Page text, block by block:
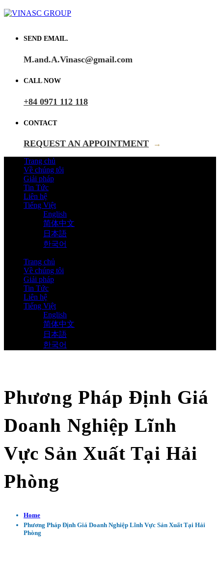
SEND EMAIL.
M.and.A.Vinasc@gmail.com
CALL NOW
+84 0971 112 118
CONTACT
REQUEST AN APPOINTMENT →
Trang chủ
Về chúng tôi
Giải pháp
Tin Tức
Liên hệ
Tiếng Việt
English
简体中文
日本語
한국어
Trang chủ
Về chúng tôi
Giải pháp
Tin Tức
Liên hệ
Tiếng Việt
English
简体中文
日本語
한국어
Phương Pháp Định Giá
Doanh Nghiệp Lĩnh
Vực Sản Xuất Tại Hải
Phòng
Home
Phương Pháp Định Giá Doanh Nghiệp Lĩnh Vực Sản Xuất Tại Hải
Phòng